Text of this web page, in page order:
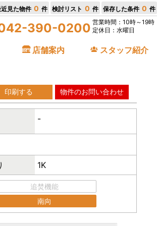
見た物件 0 件 検討リスト 0 件 保存した条件 0 件
390-0200 営業時間：10時～19時
定休日：水曜日
店舗案内 スタッフ紹介
印刷する 物件のお問い合わせ
-
1K
追焚機能
南向